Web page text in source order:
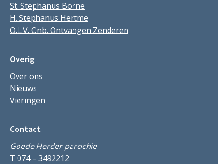
St. Stephanus Borne
H. Stephanus Hertme
O.L.V. Onb. Ontvangen Zenderen
Overig
Over ons
Nieuws
Vieringen
Contact
Goede Herder parochie
T 074 – 3492212